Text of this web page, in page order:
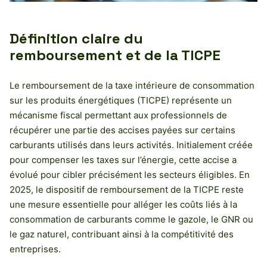
Définition claire du
remboursement et de la TICPE
Le remboursement de la taxe intérieure de consommation
sur les produits énergétiques (TICPE) représente un
mécanisme fiscal permettant aux professionnels de
récupérer une partie des accises payées sur certains
carburants utilisés dans leurs activités. Initialement créée
pour compenser les taxes sur l’énergie, cette accise a
évolué pour cibler précisément les secteurs éligibles. En
2025, le dispositif de remboursement de la TICPE reste
une mesure essentielle pour alléger les coûts liés à la
consommation de carburants comme le gazole, le GNR ou
le gaz naturel, contribuant ainsi à la compétitivité des
entreprises.